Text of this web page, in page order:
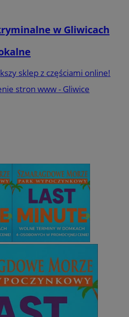
w Gliwicach
sklep z częściami online!
stron www - Gliwice